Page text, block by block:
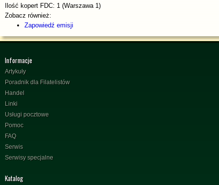
Ilość kopert FDC: 1 (Warszawa 1)
Zobacz również:
Zapowiedź emisji
Informacje
Artykuły
Poradnik dla Filatelistów
Handel
Linki
Usługi pocztowe
Pomoc
FAQ
Serwis
Serwisy specjalne
Katalog